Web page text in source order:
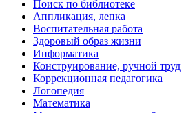
Поиск по библиотеке
Аппликация, лепка
Воспитательная работа
Здоровый образ жизни
Информатика
Конструирование, ручной труд
Коррекционная педагогика
Логопедия
Математика